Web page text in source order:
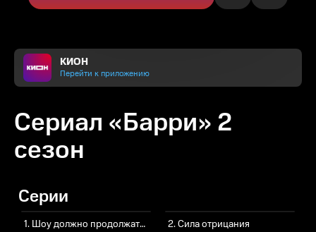
КИОН
Перейти к приложению
Сериал «Барри» 2
сезон
Серии
1. Шоу должно продолжаться? 2. Сила отрицания